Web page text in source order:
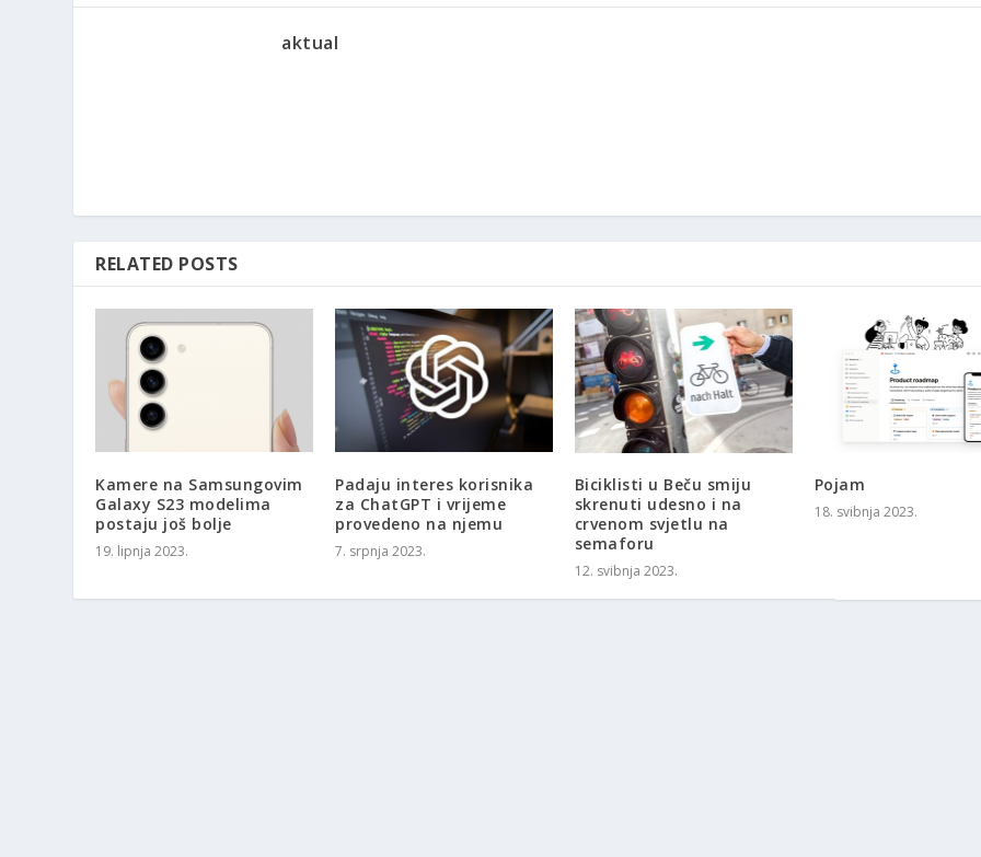
aktual
RELATED POSTS
Kamere na Samsungovim
Galaxy S23 modelima
postaju još bolje
19. lipnja 2023.
Padaju interes korisnika
za ChatGPT i vrijeme
provedeno na njemu
7. srpnja 2023.
Biciklisti u Beču smiju
skrenuti udesno i na
crvenom svjetlu na
semaforu
12. svibnja 2023.
Pojam
18. svibnja 2023.